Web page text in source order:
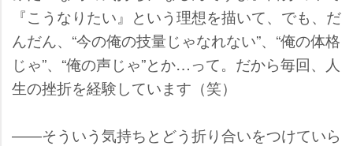
『こうなりたい』という理想を描いて、でも、だ
んだん、“今の俺の技量じゃなれない”、“俺の体格
じゃ”、“俺の声じゃ”とか…って。だから毎回、人
生の挫折を経験しています（笑）
――そういう気持ちとどう折り合いをつけていら